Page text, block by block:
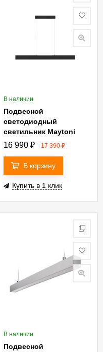
В наличии
Подвесной
светодиодный
светильник Maytoni
Step P010PL-L30B
16 990 ₽ 17 390₽
В корзину
Купить в 1 клик
В наличии
Подвесной